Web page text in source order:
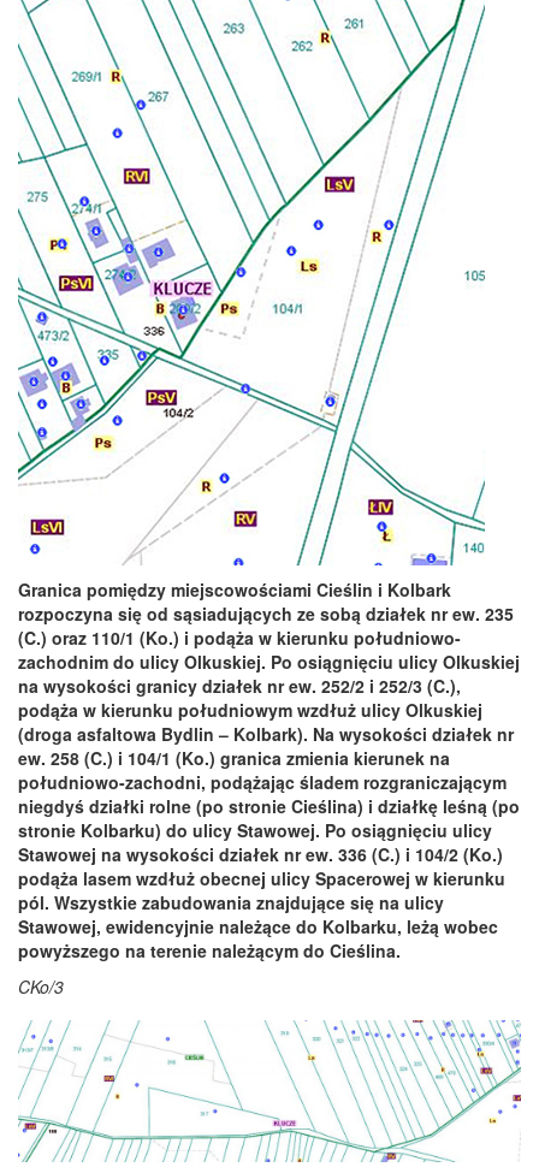
Granica pomiędzy miejscowościami Cieślin i Kolbark
rozpoczyna się od sąsiadujących ze sobą działek nr ew. 235
(C.) oraz 110/1 (Ko.) i podąża w kierunku południowo-
zachodnim do ulicy Olkuskiej. Po osiągnięciu ulicy Olkuskiej
na wysokości granicy działek nr ew. 252/2 i 252/3 (C.),
podąża w kierunku południowym wzdłuż ulicy Olkuskiej
(droga asfaltowa Bydlin – Kolbark). Na wysokości działek nr
ew. 258 (C.) i 104/1 (Ko.) granica zmienia kierunek na
południowo-zachodni, podążając śladem rozgraniczającym
niegdyś działki rolne (po stronie Cieślina) i działkę leśną (po
stronie Kolbarku) do ulicy Stawowej. Po osiągnięciu ulicy
Stawowej na wysokości działek nr ew. 336 (C.) i 104/2 (Ko.)
podąża lasem wzdłuż obecnej ulicy Spacerowej w kierunku
pól. Wszystkie zabudowania znajdujące się na ulicy
Stawowej, ewidencyjnie należące do Kolbarku, leżą wobec
powyższego na terenie należącym do Cieślina.
CKo/3